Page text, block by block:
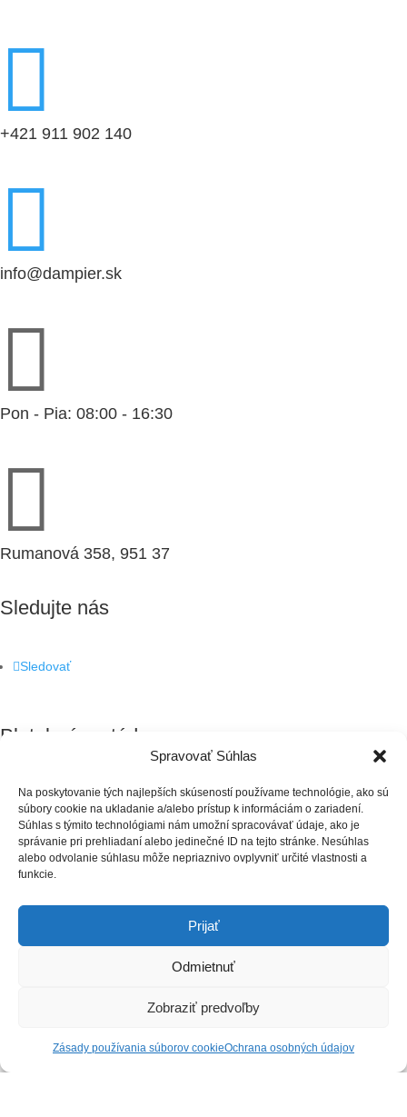
Spravovať Súhlas
Na poskytovanie tých najlepších skúseností používame technológie, ako sú
súbory cookie na ukladanie a/alebo prístup k informáciám o zariadení.
Súhlas s týmito technológiami nám umožní spracovávať údaje, ako je
správanie pri prehliadaní alebo jedinečné ID na tejto stránke. Nesúhlas
alebo odvolanie súhlasu môže nepriaznivo ovplyvniť určité vlastnosti a
funkcie.
Prijať
Odmietnuť
Zobraziť predvoľby
Zásady používania súborov cookieOchrana osobných údajov

+421 911 902 140

info@dampier.sk

Pon - Pia: 08:00 - 16:30

Rumanová 358, 951 37
Sledujte nás
Sledovať
Platobné metódy
Spôsob dopravy
© 2026 Dampier s. r. o - Všetky práva vyhradené
Cart is empty.
Fill your cart with amazing items
0,00€